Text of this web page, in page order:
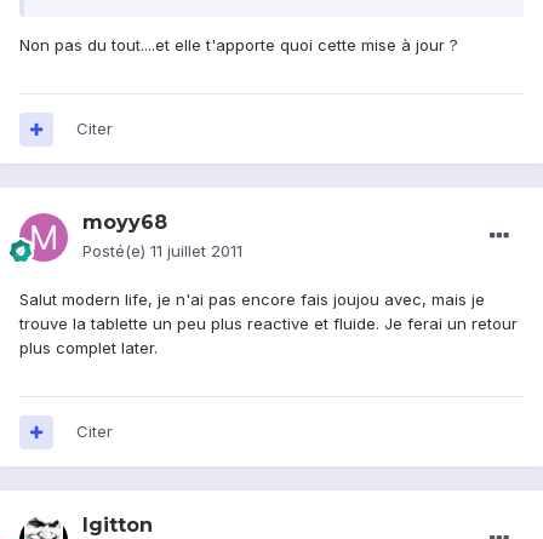
Non pas du tout....et elle t'apporte quoi cette mise à jour ?
Citer
moyy68
Posté(e) 11 juillet 2011
Salut modern life, je n'ai pas encore fais joujou avec, mais je
trouve la tablette un peu plus reactive et fluide. Je ferai un retour
plus complet later.
Citer
lgitton